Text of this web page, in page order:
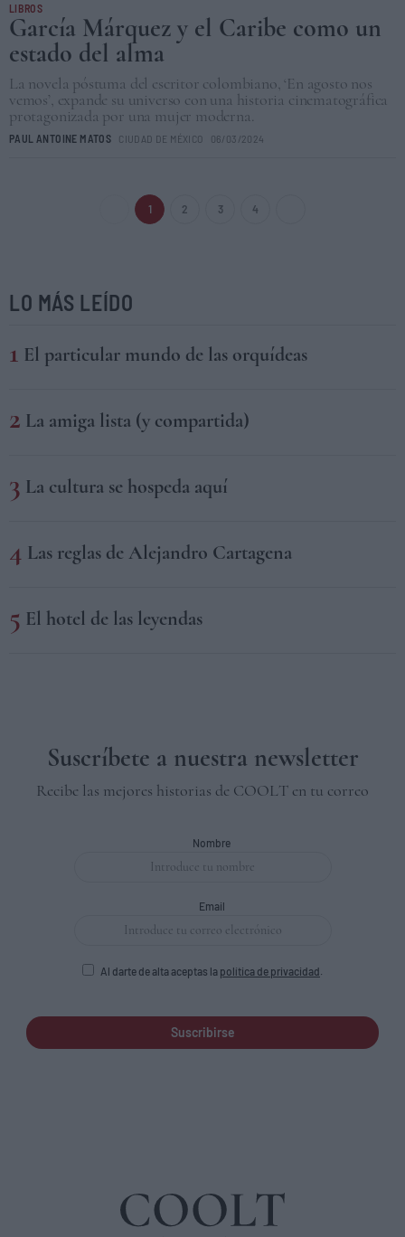
LIBROS
García Márquez y el Caribe como un
estado del alma
La novela póstuma del escritor colombiano, ‘En agosto nos
vemos’, expande su universo con una historia cinematográfica
protagonizada por una mujer moderna.
PAUL ANTOINE MATOS CIUDAD DE MÉXICO 06/03/2024
1 2 3 4
LO MÁS LEÍDO
El particular mundo de las orquídeas
La amiga lista (y compartida)
La cultura se hospeda aquí
Las reglas de Alejandro Cartagena
El hotel de las leyendas
Suscríbete a nuestra newsletter
Recibe las mejores historias de COOLT en tu correo
Nombre
Email
Al darte de alta aceptas la política de privacidad.
Suscribirse